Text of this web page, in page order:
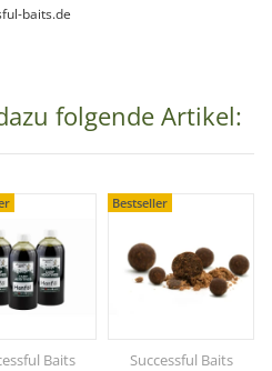
baits.de
folgende Artikel:
Baits
Bestseller
Successful Baits